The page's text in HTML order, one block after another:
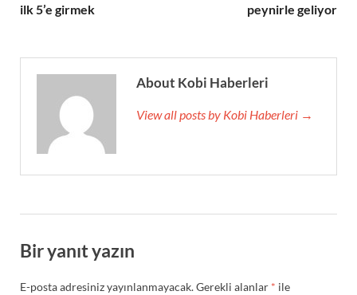
ilk 5’e girmek
peynirle geliyor
About Kobi Haberleri
View all posts by Kobi Haberleri →
Bir yanıt yazın
E-posta adresiniz yayınlanmayacak.Gerekli alanlar * ile